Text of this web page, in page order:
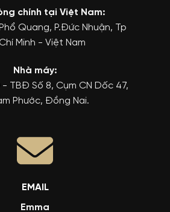
chính tại Việt Nam:
Quang, P.Đức Nhuận, Tp
Minh - Việt Nam
Nhà máy:
- TBĐ Số 8, Cụm CN Dốc 47,
Phước, Đồng Nai.
EMAIL
Emma